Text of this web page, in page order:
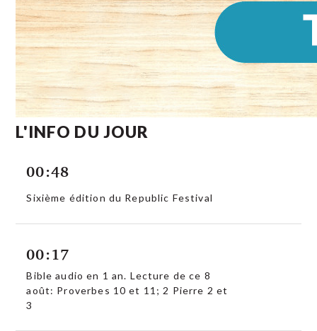
L'INFO DU JOUR
00:48
Sixième édition du Republic Festival
00:17
Bible audio en 1 an. Lecture de ce 8
août: Proverbes 10 et 11; 2 Pierre 2 et
3